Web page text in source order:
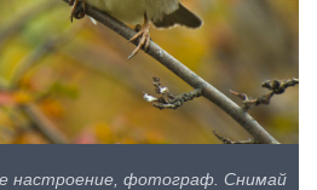
настроение, фотограф. Снимай